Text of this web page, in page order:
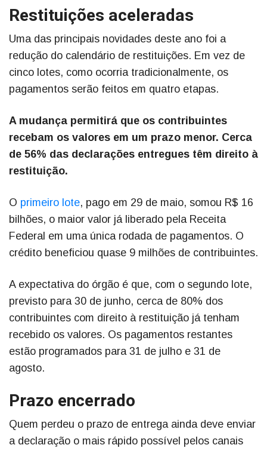
Restituições aceleradas
Uma das principais novidades deste ano foi a
redução do calendário de restituições. Em vez de
cinco lotes, como ocorria tradicionalmente, os
pagamentos serão feitos em quatro etapas.
A mudança permitirá que os contribuintes
recebam os valores em um prazo menor. Cerca
de 56% das declarações entregues têm direito à
restituição.
O primeiro lote, pago em 29 de maio, somou R$ 16
bilhões, o maior valor já liberado pela Receita
Federal em uma única rodada de pagamentos. O
crédito beneficiou quase 9 milhões de contribuintes.
A expectativa do órgão é que, com o segundo lote,
previsto para 30 de junho, cerca de 80% dos
contribuintes com direito à restituição já tenham
recebido os valores. Os pagamentos restantes
estão programados para 31 de julho e 31 de
agosto.
Prazo encerrado
Quem perdeu o prazo de entrega ainda deve enviar
a declaração o mais rápido possível pelos canais